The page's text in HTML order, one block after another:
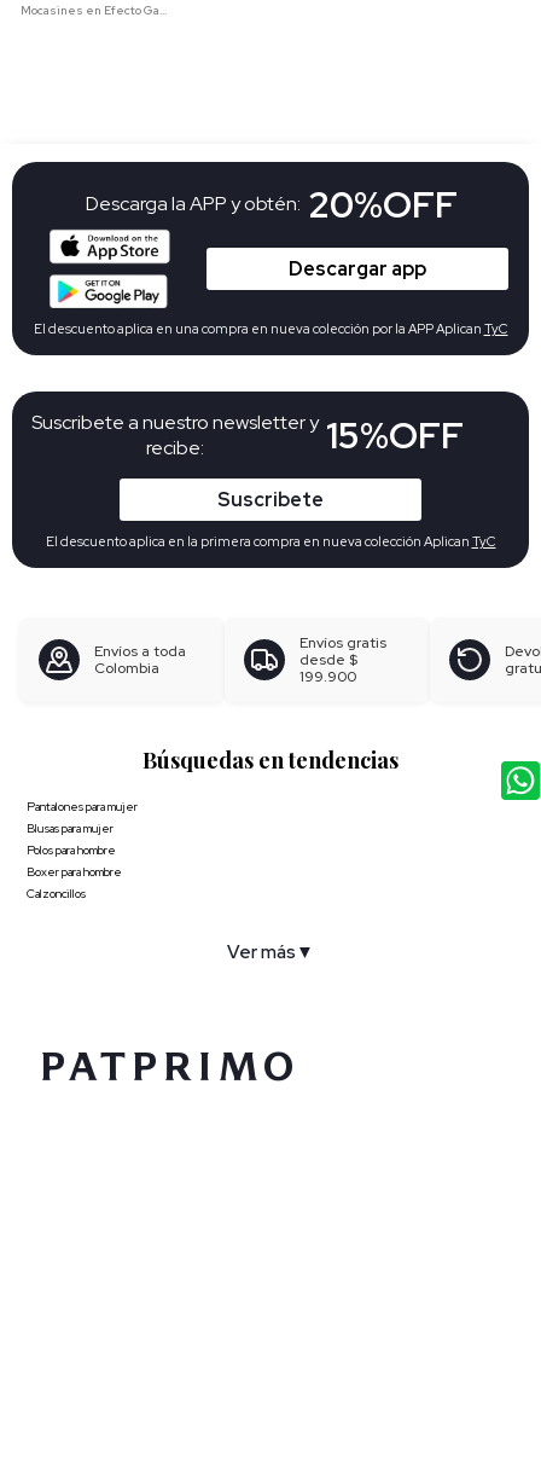
Suscribete a nuestro newsletter y
recibe:
15%OFF
Suscribete
El descuento aplica en la primera compra en nueva colección Aplican TyC
Descarga la APP y obtén: 20%OFF
Descargar app
El descuento aplica en una compra en nueva colección por la APP Aplican TyC
Envíos a toda
Colombia
Envíos gratis
desde $
199.900
Búsquedas en tendencias
Pantalones para mujer
Blusas para mujer
Polos para hombre
Boxer para hombre
Calzoncillos
Ver más ▼